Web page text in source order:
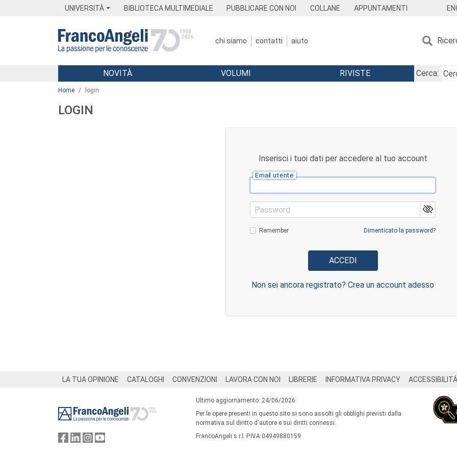
UNIVERSITÀ BIBLIOTECA MULTIMEDIALE PUBBLICARE CON NOI COLLANE APPUNTAMENTI
chi siamo contatti aiuto
Menu
NOVITÀ VOLUMI RIVISTE
Cerca:
Home login
LOGIN
Inserisci i tuoi dati per accedere al tuo account
Email utente
Password
Remember Dimenticato la password?
Non sei ancora registrato? Crea un account adesso
LA TUA OPINIONE CATALOGHI CONVENZIONI LAVORA CON NOI LIBRERIE INFORMATIVA PRIVACY ACCESSIBILITÁ
Ultimo aggiornamento: 24/06/2026
Per le opere presenti in questo sito si sono assolti gli obblighi previsti dalla
normativa sul diritto d'autore e sui diritti connessi.
FrancoAngeli s.r.l. P.IVA 04949880159